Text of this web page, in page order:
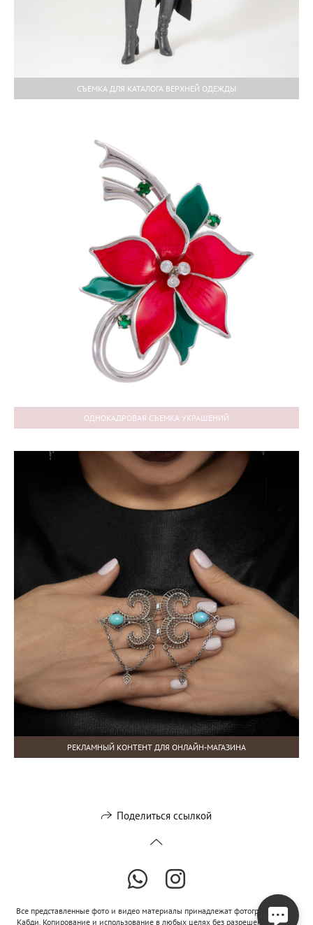
СЪЕМКА ДЛЯ КАТАЛОГА ВЕРХНЕЙ ОДЕЖДЫ
ОДНОКАДРОВАЯ СЪЕМКА УКРАШЕНИЙ
РЕКЛАМНЫЙ КОНТЕНТ ДЛЯ ОНЛАЙН-МАГАЗИНА
Поделиться ссылкой
Все представленные фото и видео материалы принадлежат фотографу Лейле
Кабди. Копирование и использование в любых целях без разрешения автора